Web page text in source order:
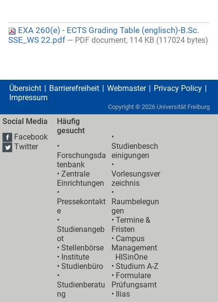
EXA 260(e) - ECTS Grading Table (englisch)-B.Sc.
SSE_WS 22.pdf — PDF document, 114 KB (117024 bytes)
Übersicht Barrierefreiheit Webmaster
Privacy Policy
Impressum
Copyright © 2026 Universität Freiburg
Social Media
Facebook
Twitter
Häufig
gesucht
•
Forschungsda
tenbank
•Zentrale
Einrichtungen
•
Pressekontakt
e
•
Studienangeb
ot
•Stellenbörse
• Institute
•Studienbüro
•
Studienberatu
ng
•
Studienbesch
einigungen
•
Vorlesungsver
zeichnis
•
Raumbelegun
gen
•Termine &
Fristen
• Campus
Management
HISinOne
•Studium A-Z
• Formulare
Prüfungsamt
• Ilias